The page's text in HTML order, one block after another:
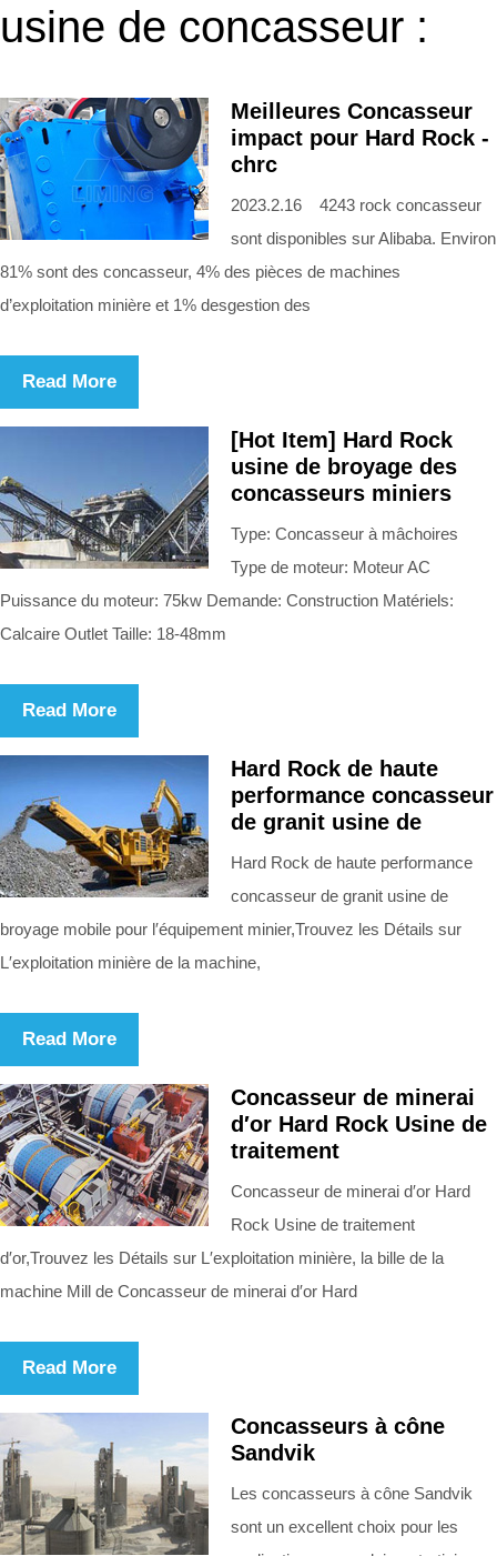
usine de concasseur :
Meilleures Concasseur
impact pour Hard Rock -
chrc
2023.2.16 4243 rock concasseur
sont disponibles sur Alibaba. Environ
81% sont des concasseur, 4% des pièces de machines
d’exploitation minière et 1% desgestion des
Read More
[Hot Item] Hard Rock
usine de broyage des
concasseurs miniers
Type: Concasseur à mâchoires
Type de moteur: Moteur AC
Puissance du moteur: 75kw Demande: Construction Matériels:
Calcaire Outlet Taille: 18-48mm
Read More
Hard Rock de haute
performance concasseur
de granit usine de
Hard Rock de haute performance
concasseur de granit usine de
broyage mobile pour l′équipement minier,Trouvez les Détails sur
L′exploitation minière de la machine,
Read More
Concasseur de minerai
d′or Hard Rock Usine de
traitement
Concasseur de minerai d′or Hard
Rock Usine de traitement
d′or,Trouvez les Détails sur L′exploitation minière, la bille de la
machine Mill de Concasseur de minerai d′or Hard
Read More
Concasseurs à cône
Sandvik
Les concasseurs à cône Sandvik
sont un excellent choix pour les